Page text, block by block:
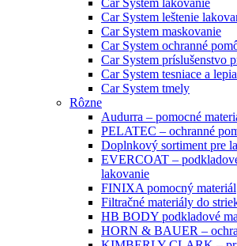
Car System lakovanie
Car System leštenie
Car System maskovanie
Car System ochranné
Car System príslušenstvo
Car System tesniace a
Car System tmely
Rôzne
Audurra – pomocné
PELATEC – ochranné
Doplnkový sortiment pre
EVERCOAT –
lakovanie
FINIXA pomocný materiál
Filtračné materiály do
HB BODY podkladové
HORN & BAUER –